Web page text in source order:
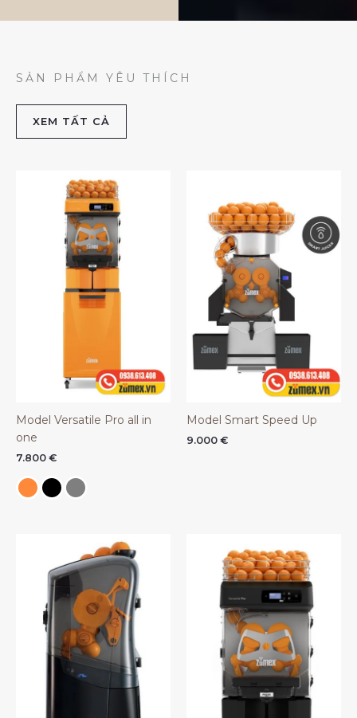
SẢN PHẨM YÊU THÍCH
XEM TẤT CẢ
Model Versatile Pro all in
one
7.800 €
Model Smart Speed Up
9.000 €